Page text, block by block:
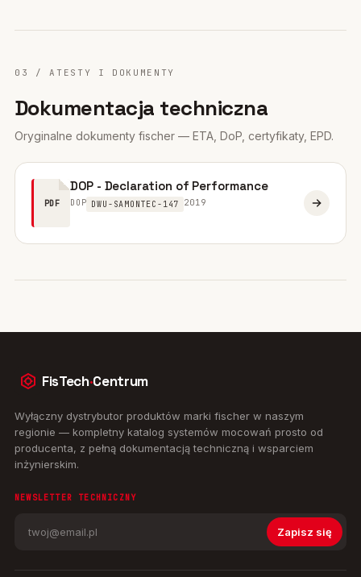
03 / ATESTY I DOKUMENTY
Dokumentacja techniczna
Oryginalne dokumenty fischer — ETA, DoP, certyfikaty, EPD.
PDF
DOP - Declaration of Performance
DOP DWU-SAMONTEC-147 2019
FisTech·Centrum
Wyłączny dystrybutor produktów marki fischer w naszym
regionie — kompletny katalog systemów mocowań prosto od
producenta, z pełną dokumentacją techniczną i wsparciem
inżynierskim.
NEWSLETTER TECHNICZNY
Zapisz się